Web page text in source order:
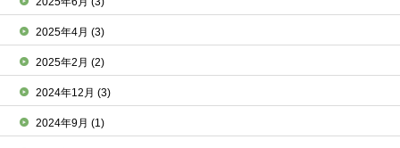
2025年4月(3)
2025年2月(2)
2024年12月(3)
2024年9月(1)